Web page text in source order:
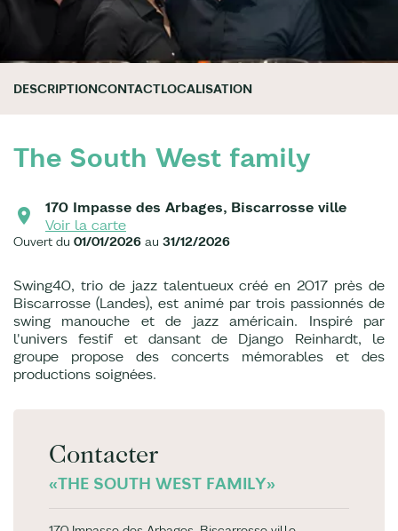
DESCRIPTIONCONTACTLOCALISATION
The South West family
170 Impasse des Arbages, Biscarrosse ville
Voir la carte
Ouvert du 01/01/2026 au 31/12/2026
Swing40, trio de jazz talentueux créé en 2017 près de
Biscarrosse (Landes), est animé par trois passionnés de
swing manouche et de jazz américain. Inspiré par
l'univers festif et dansant de Django Reinhardt, le
groupe propose des concerts mémorables et des
productions soignées.
Contacter
«THE SOUTH WEST FAMILY»